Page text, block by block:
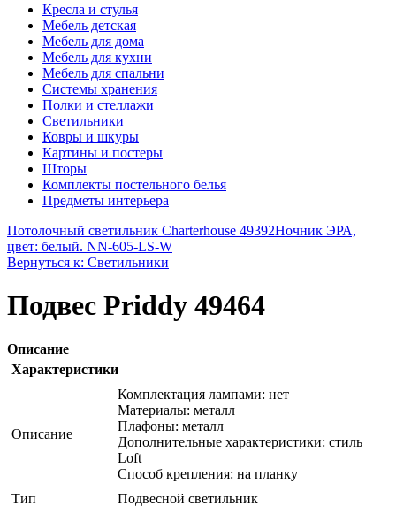
Кресла и стулья
Мебель детская
Мебель для дома
Мебель для кухни
Мебель для спальни
Системы хранения
Полки и стеллажи
Светильники
Ковры и шкуры
Картины и постеры
Шторы
Комплекты постельного белья
Предметы интерьера
Потолочный светильник Charterhouse 49392Ночник ЭРА,
цвет: белый. NN-605-LS-W
Вернуться к: Светильники
Подвес Priddy 49464
Описание
Характеристики
Описание
Комплектация лампами: нет
Материалы: металл
Плафоны: металл
Дополнительные характеристики: стиль
Loft
Способ крепления: на планку
Тип
Подвесной светильник